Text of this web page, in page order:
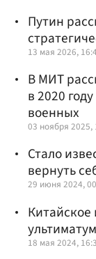
Путин
13 мая 2026,
В МИТ
в 2020
военных
03 ноября 2025,
Стало
вернуть
29 июня 2024,
Китайское
18 мая 2024,